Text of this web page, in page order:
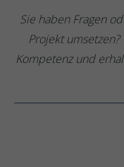
Sie haben Fragen
Projekt
Kompetenz und